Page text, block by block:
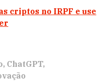
criptos no IRPF e use
ChatGPT